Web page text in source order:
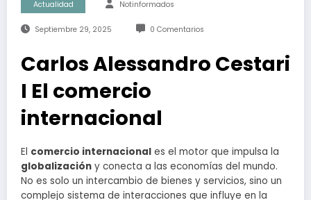
Actualidad Notinformados
Septiembre 29, 2025 0 Comentarios
Carlos Alessandro Cestari
I El comercio
internacional
El comercio internacional es el motor que impulsa la
globalización y conecta a las economías del mundo.
No es solo un intercambio de bienes y servicios, sino un
complejo sistema de interacciones que influye en la